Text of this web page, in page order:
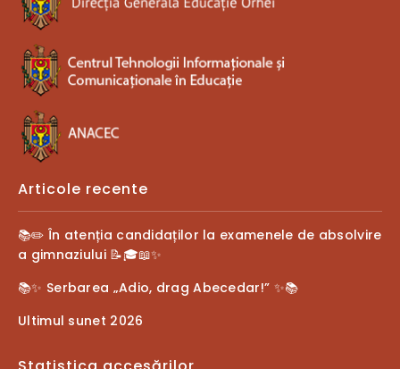
Articole recente
📚✏️ În atenția candidaților la examenele de absolvire
a gimnaziului 📝🎓📖✨
📚✨ Serbarea „Adio, drag Abecedar!” ✨📚
Ultimul sunet 2026